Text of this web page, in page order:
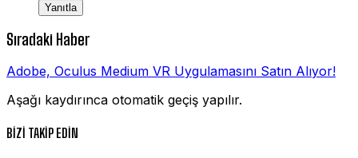
Yanıtla
Sıradaki Haber
Adobe, Oculus Medium VR Uygulamasını Satın Alıyor!
Aşağı kaydırınca otomatik geçiş yapılır.
BİZİ TAKİP EDİN